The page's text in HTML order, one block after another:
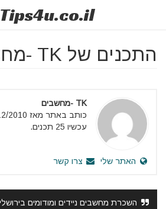
Tips4u.co.il
התכנים של TK -מחשבים
TK -מחשבים
עכשיו 25 תכנים.
האתר שלי צרו קשר